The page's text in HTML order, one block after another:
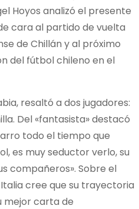
Hoyos analizó el presente
cara al partido de vuelta
de Chillán y al próximo
del fútbol chileno en el
resaltó a dos jugadores:
Del «fantasista» destacó
todo el tiempo que
es muy seductor verlo, su
compañeros». Sobre el
cree que su trayectoria
mejor carta de